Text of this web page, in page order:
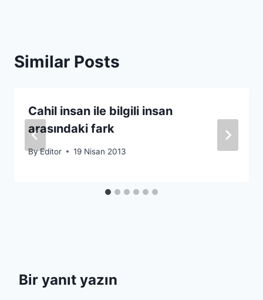
Similar Posts
Cahil insan ile bilgili insan
arasındaki fark
ByEditor 19 Nisan 2013
Bir yanıt yazın